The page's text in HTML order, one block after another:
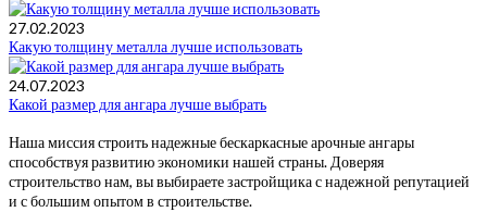
27.02.2023
Какую толщину металла лучше использовать
24.07.2023
Какой размер для ангара лучше выбрать
Наша миссия строить надежные бескаркасные арочные ангары
способствуя развитию экономики нашей страны. Доверяя
строительство нам, вы выбираете застройщика с надежной репутацией
и с большим опытом в строительстве.